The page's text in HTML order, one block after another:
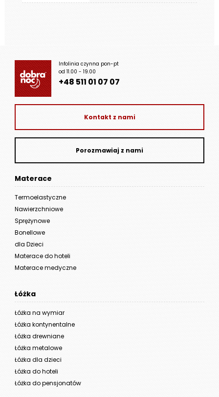
Infolinia czynna pon-pt
od 11.00 - 19.00
+48 511 01 07 07
Kontakt z nami
Porozmawiaj z nami
Materace
Termoelastyczne
Nawierzchniowe
Sprężynowe
Bonellowe
dla Dzieci
Materace do hoteli
Materace medyczne
Łóżka
Łóżka na wymiar
Łóżka kontynentalne
Łóżka drewniane
Łóżka metalowe
Łóżka dla dzieci
Łóżka do hoteli
Łóżka do pensjonatów